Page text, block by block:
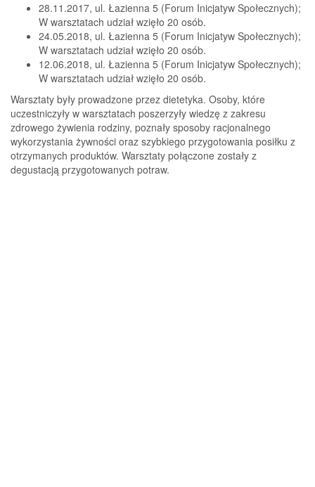
28.11.2017, ul. Łazienna 5 (Forum Inicjatyw Społecznych);
W warsztatach udział wzięło 20 osób.
24.05.2018, ul. Łazienna 5 (Forum Inicjatyw Społecznych);
W warsztatach udział wzięło 20 osób.
12.06.2018, ul. Łazienna 5 (Forum Inicjatyw Społecznych);
W warsztatach udział wzięło 20 osób.
Warsztaty były prowadzone przez dietetyka. Osoby, które
uczestniczyły w warsztatach poszerzyły wiedzę z zakresu
zdrowego żywienia rodziny, poznały sposoby racjonalnego
wykorzystania żywności oraz szybkiego przygotowania posiłku z
otrzymanych produktów. Warsztaty połączone zostały z
degustacją przygotowanych potraw.